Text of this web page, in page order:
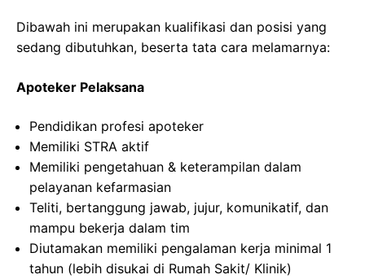
Dibawah ini merupakan kualifikasi dan posisi yang
sedang dibutuhkan, beserta tata cara melamarnya:
Apoteker Pelaksana
Pendidikan profesi apoteker
Memiliki STRA aktif
Memiliki pengetahuan & keterampilan dalam
pelayanan kefarmasian
Teliti, bertanggung jawab, jujur, komunikatif, dan
mampu bekerja dalam tim
Diutamakan memiliki pengalaman kerja minimal 1
tahun (lebih disukai di Rumah Sakit/ Klinik)